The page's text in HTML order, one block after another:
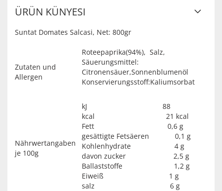
ÜRÜN KÜNYESI
Suntat Domates Salcasi, Net: 800gr
Zutaten und
Allergen
Roteepaprika(94%), Salz,
Säuerungsmittel:
Citronensäuer,Sonnenblumenöl
Konservierungsstoff:Kaliumsorbat
Nährwertangaben
je 100g
kJ 88
kcal 21 kcal
Fett 0,6 g
gesättigte Fetsäeren 0,1 g
Kohlenhydrate 4 g
davon zucker 2,5 g
Ballaststoffe 1,2 g
Eiweiß 1 g
salz 6 g